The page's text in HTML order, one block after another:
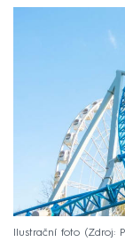
Ilustrační foto Zdroj: